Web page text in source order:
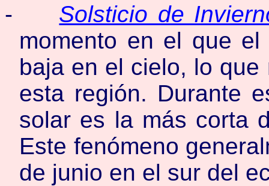
-
Solsticio de
momento en el que
baja en el cielo, lo
esta región. Durante
solar es la más corta
Este fenómeno
de junio en el sur del